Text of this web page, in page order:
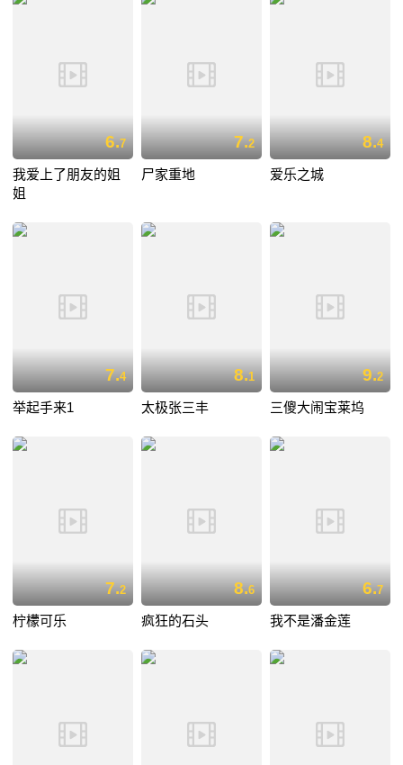
6.7
我爱上了朋友的姐
姐
7.2
尸家重地
8.4
爱乐之城
7.4
举起手来1
8.1
太极张三丰
9.2
三傻大闹宝莱坞
7.2
柠檬可乐
8.6
疯狂的石头
6.7
我不是潘金莲